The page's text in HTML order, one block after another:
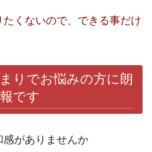
くないので、できる事だけ
りでお悩みの方に朗
報です
がありませんか